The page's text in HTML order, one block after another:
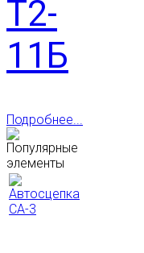
Т2-
11Б
Подробнее...